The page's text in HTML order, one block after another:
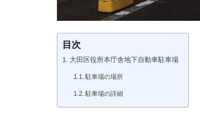
目次
大田区役所本庁舎地下自動車駐車場
駐車場の場所
駐車場の詳細